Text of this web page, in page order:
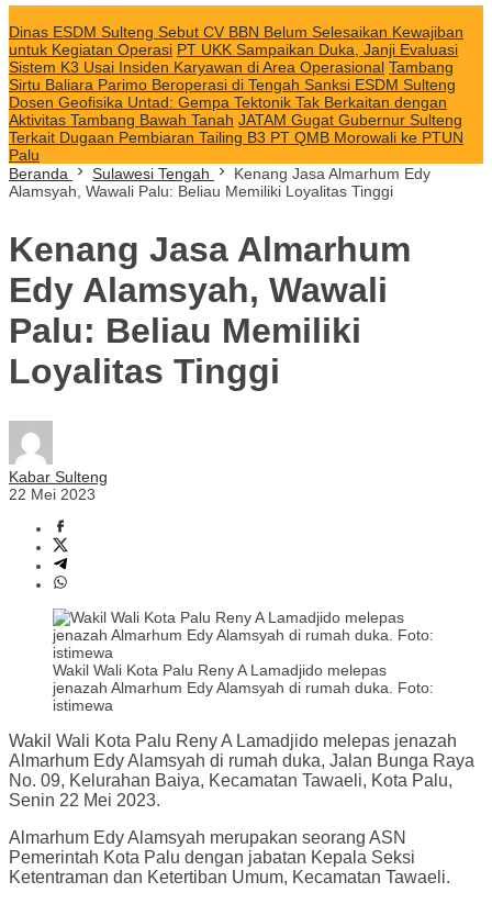
Dinas ESDM Sulteng Sebut CV BBN Belum Selesaikan Kewajiban
untuk Kegiatan Operasi PT UKK Sampaikan Duka, Janji Evaluasi
Sistem K3 Usai Insiden Karyawan di Area Operasional Tambang
Sirtu Baliara Parimo Beroperasi di Tengah Sanksi ESDM Sulteng
Dosen Geofisika Untad: Gempa Tektonik Tak Berkaitan dengan
Aktivitas Tambang Bawah Tanah JATAM Gugat Gubernur Sulteng
Terkait Dugaan Pembiaran Tailing B3 PT QMB Morowali ke PTUN
Palu
Beranda
Sulawesi Tengah
Kenang Jasa Almarhum Edy
Alamsyah, Wawali Palu: Beliau Memiliki Loyalitas Tinggi
Kenang Jasa Almarhum
Edy Alamsyah, Wawali
Palu: Beliau Memiliki
Loyalitas Tinggi
Kabar Sulteng
22 Mei 2023
Wakil Wali Kota Palu Reny A Lamadjido melepas
jenazah Almarhum Edy Alamsyah di rumah duka. Foto:
istimewa
Wakil Wali Kota Palu Reny A Lamadjido melepas jenazah
Almarhum Edy Alamsyah di rumah duka, Jalan Bunga Raya
No. 09, Kelurahan Baiya, Kecamatan Tawaeli, Kota Palu,
Senin 22 Mei 2023.
Almarhum Edy Alamsyah merupakan seorang ASN
Pemerintah Kota Palu dengan jabatan Kepala Seksi
Ketentraman dan Ketertiban Umum, Kecamatan Tawaeli.